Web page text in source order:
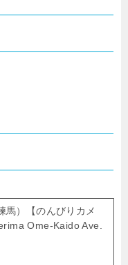
馬）【のんびりカメ
Ome-Kaido Ave.